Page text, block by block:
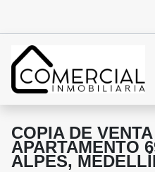
COPIA DE
APARTAMENTO
ALPES,